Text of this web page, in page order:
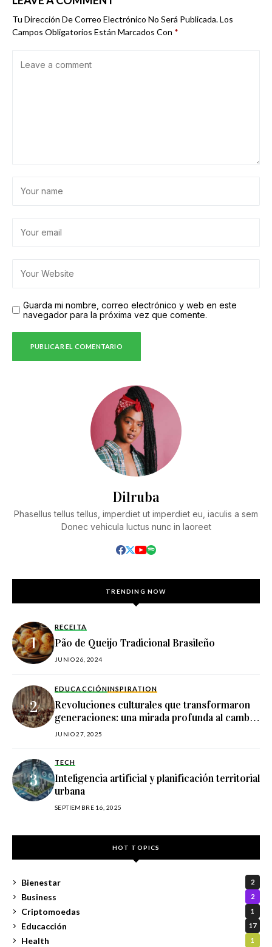
Tu Dirección De Correo Electrónico No Será Publicada.Los
Campos Obligatorios Están Marcados Con *
Guarda mi nombre, correo electrónico y web en este
navegador para la próxima vez que comente.
Dilruba
Phasellus tellus tellus, imperdiet ut imperdiet eu, iaculis a sem
Donec vehicula luctus nunc in laoreet
TRENDING NOW
RECEITA
Pão de Queijo Tradicional Brasileño
JUNIO 26, 2024
EDUCACCIÓNINSPIRATION
Revoluciones culturales que transformaron
generaciones: una mirada profunda al cambio
social
JUNIO 27, 2025
TECH
Inteligencia artificial y planificación territorial
urbana
SEPTIEMBRE 16, 2025
HOT TOPICS
Bienestar 2
Business 2
Criptomoedas 1
Educacción 17
Health 1